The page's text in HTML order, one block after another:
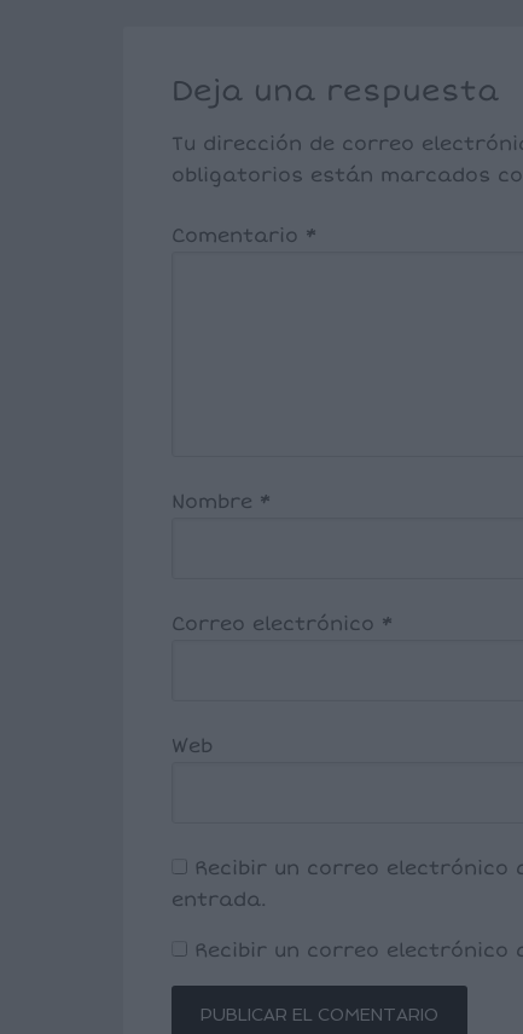
Deja una respuesta
Tu dirección de correo
obligatorios están marcados
Comentario *
Nombre *
Correo electrónico *
Web
Recibir un correo
entrada.
Recibir un correo electrónico